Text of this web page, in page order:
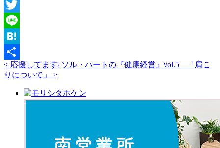
Facebook
Twitter
Line
Hatena
共
< 応援してます❕ ソル・ハートの『健康経営』vol.5 「肩こ
りについて」 >